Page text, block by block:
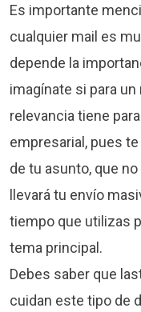
Es importante
cualquier mail es
depende la
imagínate si para
relevancia tiene
empresarial, pues
de tu asunto, que
llevará tu envío
tiempo que utilizas
tema principal.
Debes saber que
cuidan este tipo de